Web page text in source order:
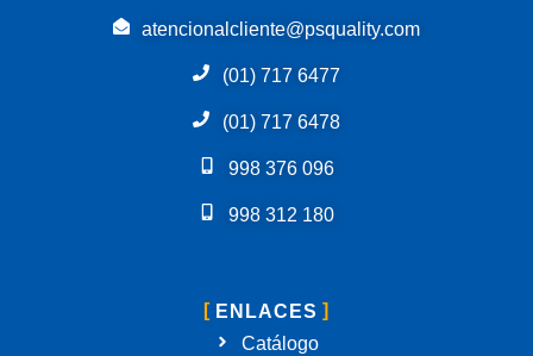
atencionalcliente@psquality.com
(01) 717 6477
(01) 717 6478
998 376 096
998 312 180
ENLACES
Catálogo